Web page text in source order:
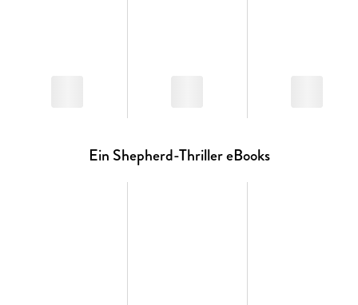
Ein Shepherd-Thriller eBooks